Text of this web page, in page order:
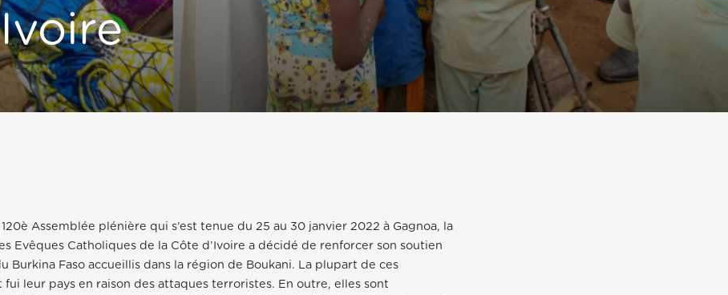
120è Assemblée plénière qui s’est tenue du 25 au 30 janvier 2022 à Gagnoa, la
Evêques Catholiques de la Côte d’Ivoire a décidé de renforcer son soutien
Burkina Faso accueillis dans la région de Boukani. La plupart de ces
fui leur pays en raison des attaques terroristes. En outre, elles sont